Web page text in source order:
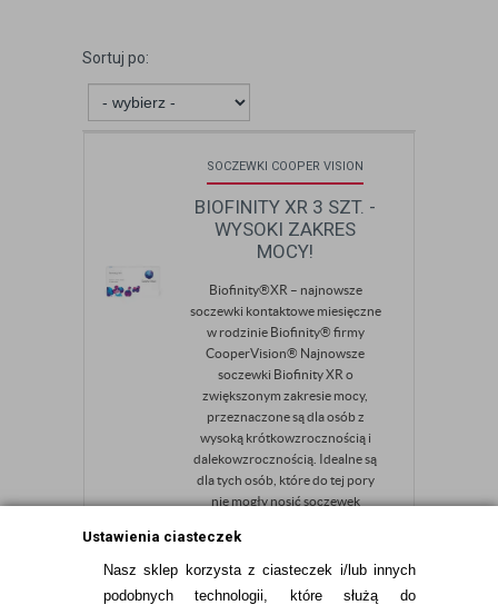
Ustawienia ciasteczek
Nasz sklep korzysta z ciasteczek i/lub innych
podobnych technologii, które służą do
Sortuj po:
SOCZEWKI COOPER VISION
BIOFINITY XR 3 SZT. -
WYSOKI ZAKRES
MOCY!
Biofinity®XR – najnowsze
soczewki kontaktowe miesięczne
w rodzinie Biofinity® firmy
CooperVision® Najnowsze
soczewki Biofinity XR o
zwiększonym zakresie mocy,
przeznaczone są dla osób z
wysoką krótkowzrocznością i
dalekowzrocznością. Idealne są
dla tych osób, które do tej pory
nie mogły nosić soczewek
wysokiej wady wzroku lub nie ...
67,99pln